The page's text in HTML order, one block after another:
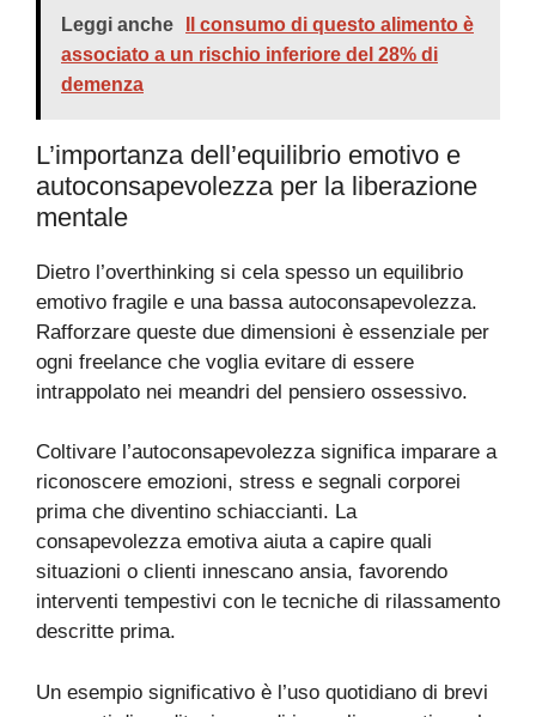
Leggi anche
Il consumo di questo alimento è
associato a un rischio inferiore del 28% di
demenza
L’importanza dell’equilibrio emotivo e
autoconsapevolezza per la liberazione
mentale
Dietro l’overthinking si cela spesso un equilibrio
emotivo fragile e una bassa autoconsapevolezza.
Rafforzare queste due dimensioni è essenziale per
ogni freelance che voglia evitare di essere
intrappolato nei meandri del pensiero ossessivo.
Coltivare l’autoconsapevolezza significa imparare a
riconoscere emozioni, stress e segnali corporei
prima che diventino schiaccianti. La
consapevolezza emotiva aiuta a capire quali
situazioni o clienti innescano ansia, favorendo
interventi tempestivi con le tecniche di rilassamento
descritte prima.
Un esempio significativo è l’uso quotidiano di brevi